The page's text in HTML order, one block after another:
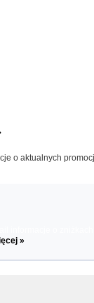
o aktualnych
»